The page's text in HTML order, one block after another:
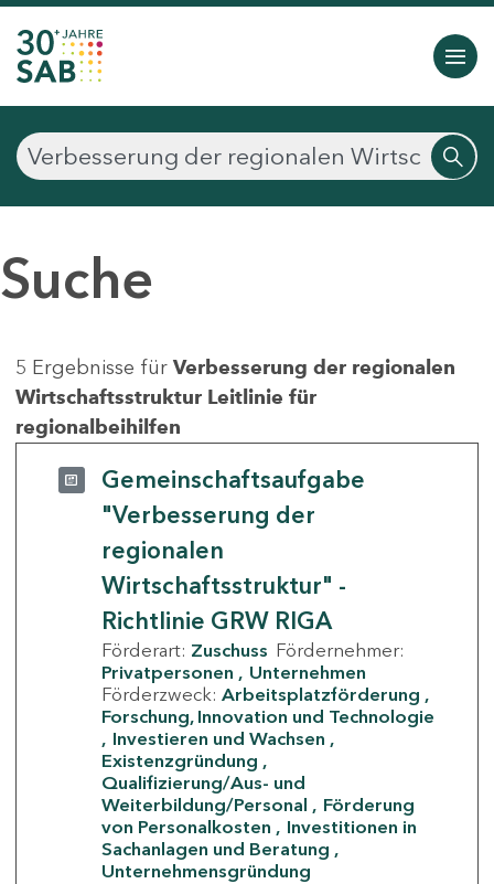
Suche
5 Ergebnisse für Verbesserung der regionalen
Wirtschaftsstruktur Leitlinie für
regionalbeihilfen
Gemeinschaftsaufgabe
"Verbesserung der
regionalen
Wirtschaftsstruktur" -
Richtlinie GRW RIGA
Förderart: Zuschuss Fördernehmer:
Privatpersonen
Unternehmen
Förderzweck: Arbeitsplatzförderung
Forschung, Innovation und Technologie
Investieren und Wachsen
Existenzgründung
Qualifizierung/Aus- und
Weiterbildung/Personal
Förderung
von Personalkosten
Investitionen in
Sachanlagen und Beratung
Unternehmensgründung